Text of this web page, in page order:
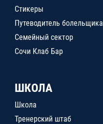
Стикеры
Путеводитель болельщика
Семейный сектор
Сочи Клаб Бар
ШКОЛА
Школа
Тренерский штаб